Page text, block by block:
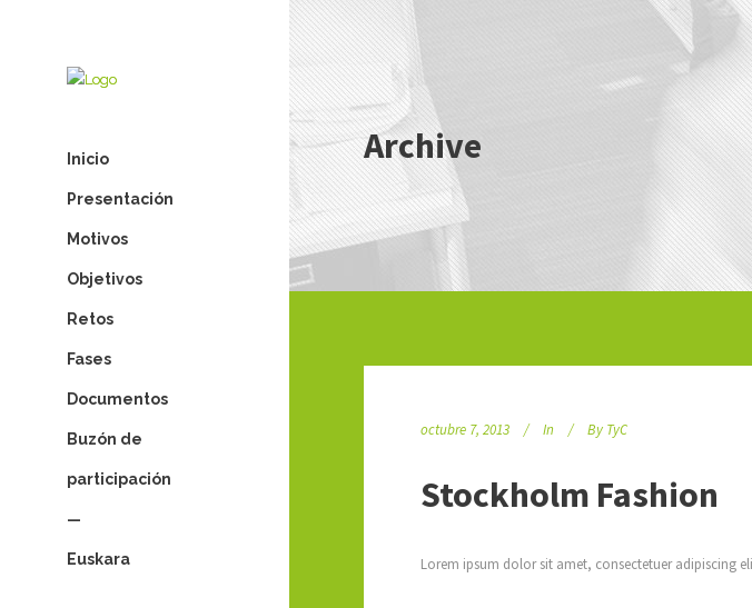
Inicio
Presentación
Motivos
Objetivos
Retos
Fases
Documentos
Buzón de
participación
—
Euskara
Archive
octubre 7, 2013 In By TyC
Stockholm Fashion
Lorem ipsum dolor sit amet, consectetuer adipiscing